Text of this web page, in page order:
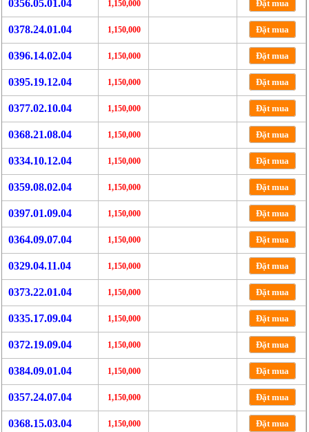
0356.05.01.04 1,150,000 Đặt mua
0378.24.01.04 1,150,000 Đặt mua
0396.14.02.04 1,150,000 Đặt mua
0395.19.12.04 1,150,000 Đặt mua
0377.02.10.04 1,150,000 Đặt mua
0368.21.08.04 1,150,000 Đặt mua
0334.10.12.04 1,150,000 Đặt mua
0359.08.02.04 1,150,000 Đặt mua
0397.01.09.04 1,150,000 Đặt mua
0364.09.07.04 1,150,000 Đặt mua
0329.04.11.04 1,150,000 Đặt mua
0373.22.01.04 1,150,000 Đặt mua
0335.17.09.04 1,150,000 Đặt mua
0372.19.09.04 1,150,000 Đặt mua
0384.09.01.04 1,150,000 Đặt mua
0357.24.07.04 1,150,000 Đặt mua
0368.15.03.04 1,150,000 Đặt mua